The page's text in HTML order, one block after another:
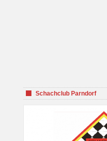
Schachclub Parndorf